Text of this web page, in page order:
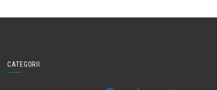
CATEGORII